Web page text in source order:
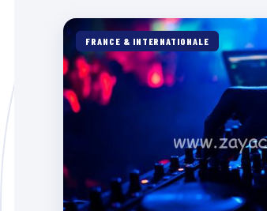
FRANCE & INTERNATIONALE